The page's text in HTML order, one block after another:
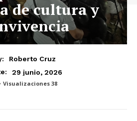
de cultura y
Roberto Cruz
29 junio, 2026
Visualizaciones 38